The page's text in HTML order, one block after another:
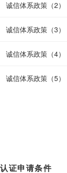
诚信体系政策（2）
诚信体系政策（3）
诚信体系政策（4）
诚信体系政策（5）
认证申请条件